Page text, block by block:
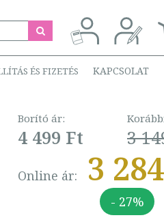
ÉS FIZETÉS KAPCSOLAT
Borító ár:
4 499 Ft 3
Online ár: 3
- 27%